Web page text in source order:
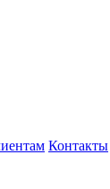
Контакты